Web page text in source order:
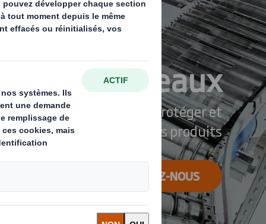
Plateaux
de transporter, protéger et
promouvoir vos produits
CONTACTEZ-NOUS